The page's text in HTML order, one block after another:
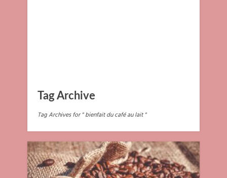
Tag Archive
Tag Archives for " bienfait du café au lait "